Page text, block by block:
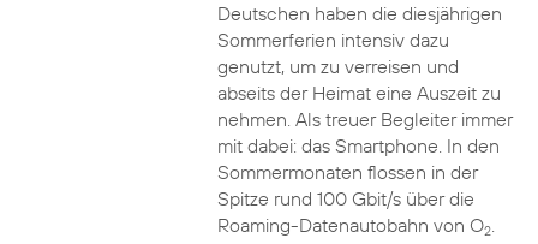
Deutschen haben die diesjährigen
Sommerferien intensiv dazu
genutzt, um zu verreisen und
abseits der Heimat eine Auszeit zu
nehmen. Als treuer Begleiter immer
mit dabei: das Smartphone. In den
Sommermonaten flossen in der
Spitze rund 100 Gbit/s über die
Roaming-Datenautobahn von O2.